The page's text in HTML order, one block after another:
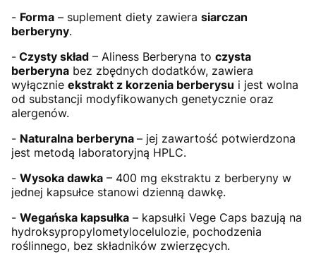
- Forma – suplement diety zawiera siarczan
berberyny.
- Czysty skład – Aliness Berberyna to czysta
berberyna bez zbędnych dodatków, zawiera
wyłącznie ekstrakt z korzenia berberysu i jest wolna
od substancji modyfikowanych genetycznie oraz
alergenów.
- Naturalna berberyna – jej zawartość potwierdzona
jest metodą laboratoryjną HPLC.
- Wysoka dawka – 400 mg ekstraktu z berberyny w
jednej kapsułce stanowi dzienną dawkę.
- Wegańska kapsułka – kapsułki Vege Caps bazują na
hydroksypropylometylocelulozie, pochodzenia
roślinnego, bez składników zwierzęcych.